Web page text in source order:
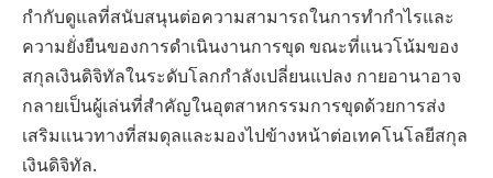
กำกับดูแลที่สนับสนุนต่อความสามารถในการทำกำไรและ
ความยั่งยืนของการดำเนินงานการขุด ขณะที่แนวโน้มของ
สกุลเงินดิจิทัลในระดับโลกกำลังเปลี่ยนแปลง กายอานาอาจ
กลายเป็นผู้เล่นที่สำคัญในอุตสาหกรรมการขุดด้วยการส่ง
เสริมแนวทางที่สมดุลและมองไปข้างหน้าต่อเทคโนโลยีสกุล
เงินดิจิทัล.